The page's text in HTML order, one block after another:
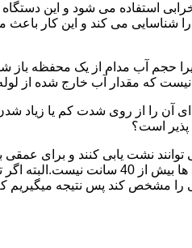
استفاده می شود و این
شناسایی می کند و این کار
حجم آب مدام از یک محفظه
که مقدار آب خارج شده از
آن را از روی شدت کم یا زیاد
پذیر است؟
مشخص کند پس نتیجه میگیریم